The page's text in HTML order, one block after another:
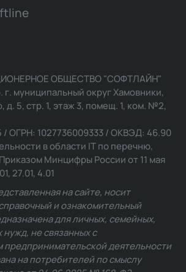
ОБЩЕСТВО "СОФТЛАЙН"
г. муниципальный округ Хамовники,
д. 5, стр. 1, этаж 3, помещ. 1, ком. №2,
/ ОГРН: 1027736009333 / ОКВЭД: 46.90
в области IT по перечню,
Минцифры России от 11 мая
27.01, 4.01
на сайте, носит
и ознакомительный
для личных, семейных,
не связанных с
предпринимательской деятельности
на потребителей по смыслу